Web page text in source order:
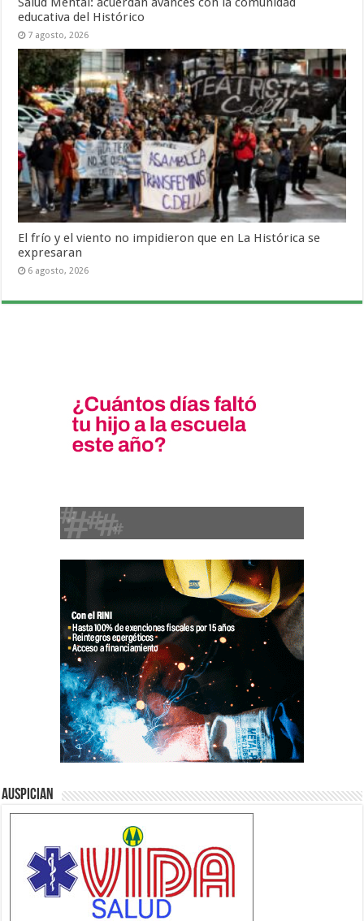
educativa del Histórico
7 agosto, 2026
El frío y el viento no impidieron que en La Histórica se
expresaran
6 agosto, 2026
Auspician